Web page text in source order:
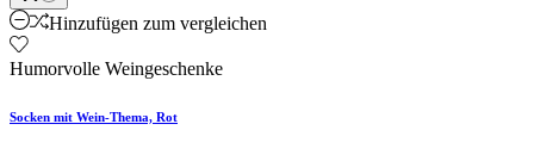
Hinzufügen zum vergleichen
Humorvolle Weingeschenke
Socken mit Wein-Thema, Rot